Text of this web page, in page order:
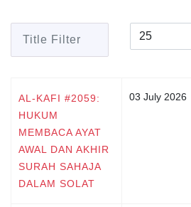
Title Filter Display #
AL-KAFI #2059:
HUKUM
MEMBACA AYAT
AWAL DAN AKHIR
SURAH SAHAJA
DALAM SOLAT
03 July 2026